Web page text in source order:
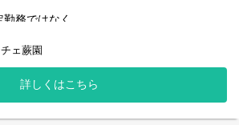
務ではなく、
さい。
うため、働き甲斐もたくさん！
点等の吸い上げをしながら、保育士とし
んか。
ェ蕨園
詳しくはこちら